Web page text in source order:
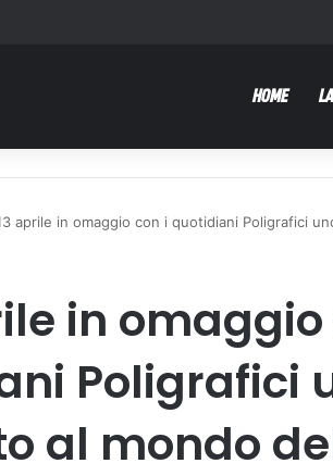
HOME
aprile in omaggio con i quotidiani Poligrafici
in
Poligrafici
al mondo